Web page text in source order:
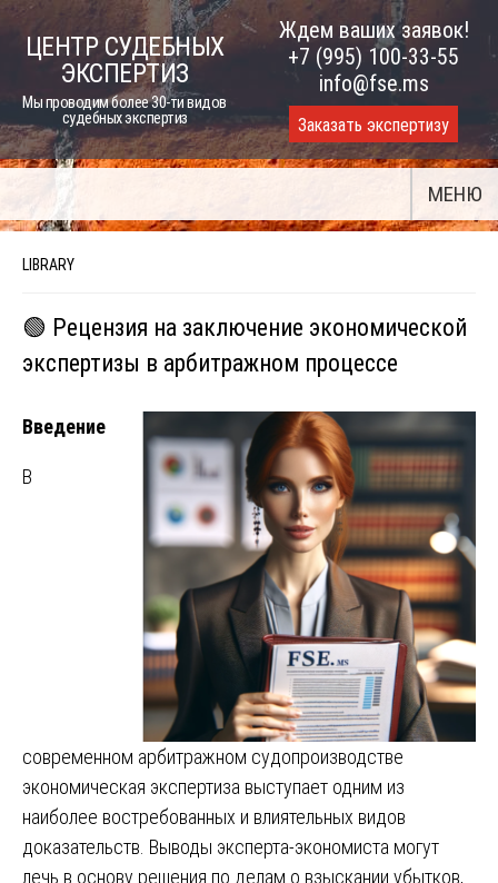
Skip
ЦЕНТР СУДЕБНЫХ
ЭКСПЕРТИЗ
Мы проводим более 30-ти видов
судебных экспертиз
Ждем ваших заявок!
+7 (995) 100-33-55
info@fse.ms
Заказать экспертизу
МЕНЮ
LIBRARY
🟢 Рецензия на заключение экономической
экспертизы в арбитражном процессе
Введение
В
современном арбитражном судопроизводстве
экономическая экспертиза выступает одним из
наиболее востребованных и влиятельных видов
доказательств. Выводы эксперта-экономиста могут
лечь в основу решения по делам о взыскании убытков,